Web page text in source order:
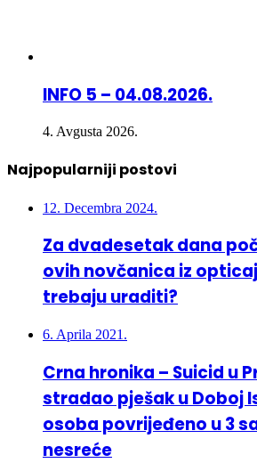
INFO 5 – 04.08.2026.
4. Avgusta 2026.
Najpopularniji postovi
12. Decembra 2024.
Za dvadesetak dana
ovih novčanica iz
trebaju uraditi?
6. Aprila 2021.
Crna hronika – Suicid u
stradao pješak u Doboj
osoba povrijeđeno u 3
nesreće